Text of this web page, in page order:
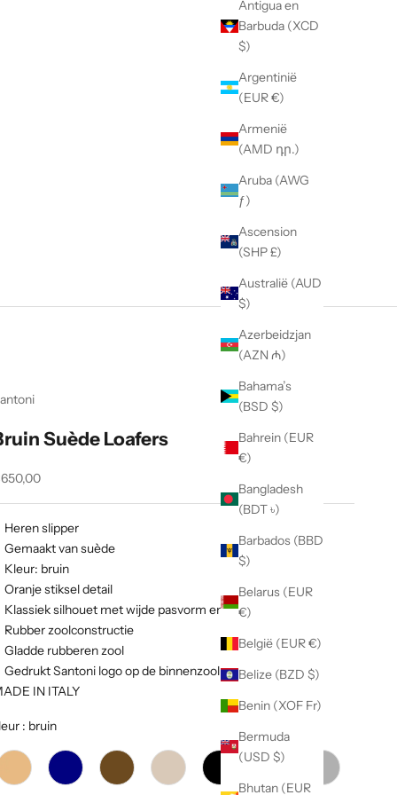
Antigua en
Barbuda (XCD
$)
Argentinië
(EUR €)
Armenië
(AMD դր.)
Aruba (AWG
ƒ)
Ascension
(SHP £)
Australië (AUD
$)
Azerbeidzjan
(AZN ₼)
Bahama’s
(BSD $)
Bahrein (EUR
€)
Bangladesh
(BDT ৳)
Barbados (BBD
$)
Belarus (EUR
€)
België (EUR €)
Belize (BZD $)
Benin (XOF Fr)
Bermuda
(USD $)
Bhutan (EUR
Suède Loafers
Heren slipper
Gemaakt van suède
Kleur: bruin
Oranje stiksel detail
Klassiek silhouet met wijde pasvorm en ronde teen
Rubber zoolconstructie
Gladde rubberen zool
Gedrukt Santoni logo op de binnenzool
IN ITALY
: bruin